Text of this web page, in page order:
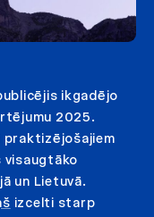
ikgadējo
2025.
praktizējošajiem
visaugtāko
un Lietuvā.
izcelti starp